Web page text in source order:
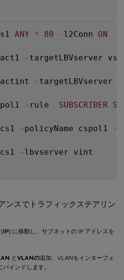
ANY * 80 - l2Conn ON
- targetLBVserver vs1
- targetLBVserver
- rule SUBSCRIBER .
- policyName cspol1 -
- lbvserver vint
ンスでトラフィックステアリン
[IP] に移動し、サブネットの IP アドレスを
と VLANの追加、VLANをインターフェ
インドします。